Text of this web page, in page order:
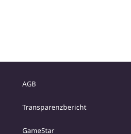
AGB
Transparenzbericht
GameStar